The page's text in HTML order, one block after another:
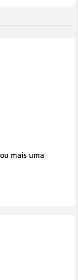
mais uma